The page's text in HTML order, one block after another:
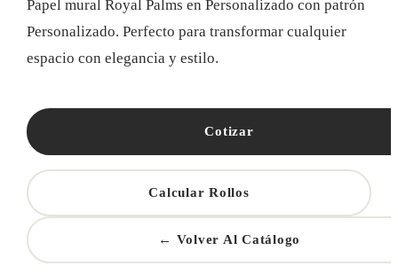
Papel mural Royal Palms en Personalizado con patrón
Personalizado. Perfecto para transformar cualquier
espacio con elegancia y estilo.
Cotizar
Calcular Rollos
← Volver Al Catálogo